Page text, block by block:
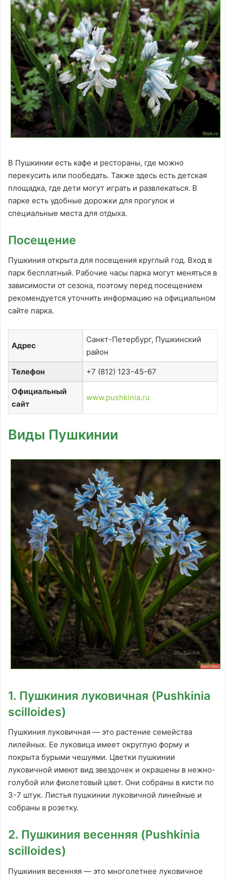
В Пушкинии есть кафе и рестораны, где можно
перекусить или пообедать. Также здесь есть детская
площадка, где дети могут играть и развлекаться. В
парке есть удобные дорожки для прогулок и
специальные места для отдыха.
Посещение
Пушкиния открыта для посещения круглый год. Вход в
парк бесплатный. Рабочие часы парка могут меняться в
зависимости от сезона, поэтому перед посещением
рекомендуется уточнить информацию на официальном
сайте парка.
Адрес
Санкт-Петербург, Пушкинский
район
Телефон +7 (812) 123-45-67
Официальный
сайт
www.pushkinia.ru
Виды Пушкинии
1. Пушкиния луковичная (Pushkinia
scilloides)
Пушкиния луковичная — это растение семейства
лилейных. Ее луковица имеет округлую форму и
покрыта бурыми чешуями. Цветки пушкинии
луковичной имеют вид звездочек и окрашены в нежно-
голубой или фиолетовый цвет. Они собраны в кисти по
3-7 штук. Листья пушкинии луковичной линейные и
собраны в розетку.
2. Пушкиния весенняя (Pushkinia
scilloides)
Пушкиния весенняя — это многолетнее луковичное